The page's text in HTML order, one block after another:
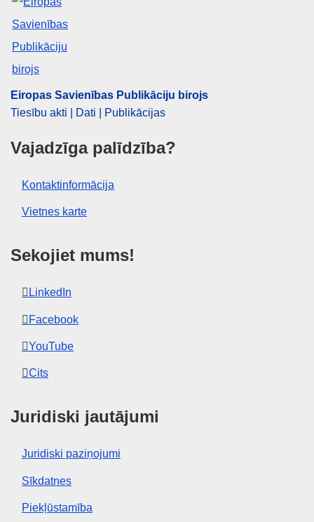
EDITION : 69ce6097-b54b-11ec-b6f4-01aa75ed71a1
Eiropas Savienības Publikāciju birojs
Tiesību akti | Dati | Publikācijas
Vajadzīga palīdzība?
Kontaktinformācija
Vietnes karte
Sekojiet mums!
LinkedIn
Facebook
YouTube
Cits
Juridiski jautājumi
Juridiski paziņojumi
Sīkdatnes
Piekļūstamība